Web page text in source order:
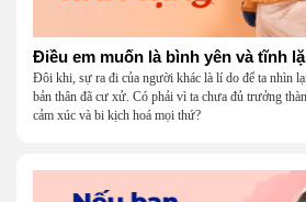
Điều em muốn là bình yên và tĩnh
Đôi khi, sự ra đi của người khác là lí do để ta nhìn
bản thân đã cư xử. Có phải vì ta chưa đủ trưởng
cảm xúc và bi kịch hoá mọi thứ?